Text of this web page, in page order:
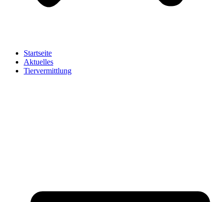
Startseite
Aktuelles
Tiervermittlung